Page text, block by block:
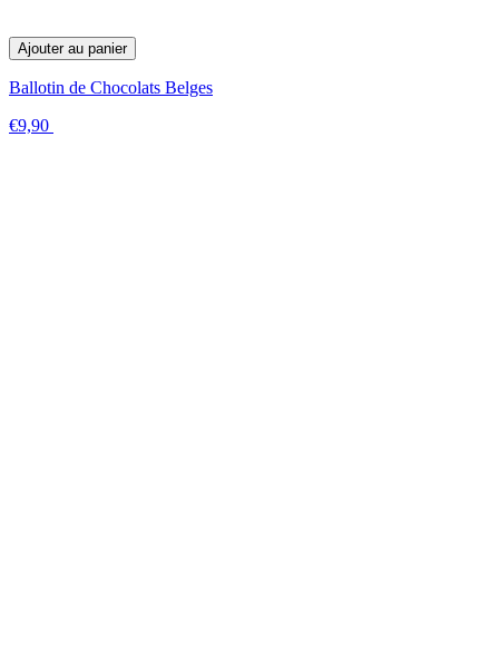
Ajouter au panier
Ballotin de Chocolats Belges
€9,90